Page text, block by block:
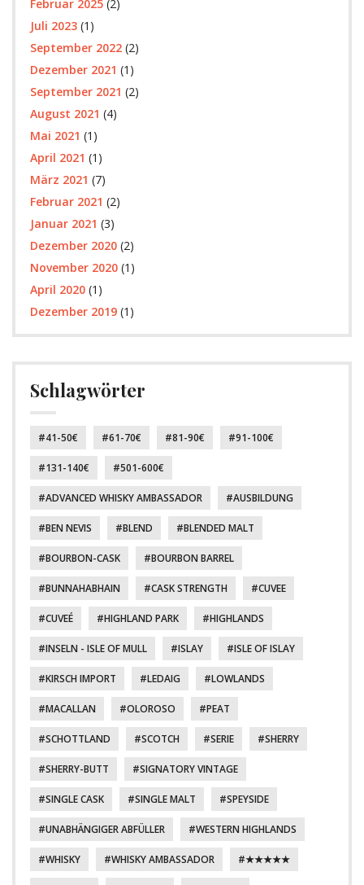
Februar 2025(2)
Juli 2023(1)
September 2022(2)
Dezember 2021 (1)
September 2021 (2)
August 2021 (4)
Mai 2021 (1)
April 2021 (1)
März 2021 (7)
Februar 2021 (2)
Januar 2021 (3)
Dezember 2020(2)
November 2020(1)
April 2020(1)
Dezember 2019(1)
Schlagwörter
41-50€ 61-70€ 81-90€ 91-100€
131-140€ 501-600€
ADVANCED WHISKY AMBASSADOR AUSBILDUNG
BEN NEVIS BLEND BLENDED MALT
BOURBON-CASK BOURBON BARREL
BUNNAHABHAIN CASK STRENGTH CUVEE
CUVEÉ HIGHLAND PARK HIGHLANDS
INSELN - ISLE OF MULL ISLAY ISLE OF ISLAY
KIRSCH IMPORT LEDAIG LOWLANDS
MACALLAN OLOROSO PEAT
SCHOTTLAND SCOTCH SERIE SHERRY
SHERRY-BUTT SIGNATORY VINTAGE
SINGLE CASK SINGLE MALT SPEYSIDE
UNABHÄNGIGER ABFÜLLER WESTERN HIGHLANDS
WHISKY WHISKY AMBASSADOR ★★★★★